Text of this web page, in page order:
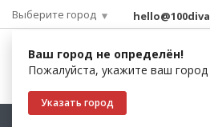
Выберите город
Ваш город не определён!
Пожалуйста, укажите ваш город
Указать город